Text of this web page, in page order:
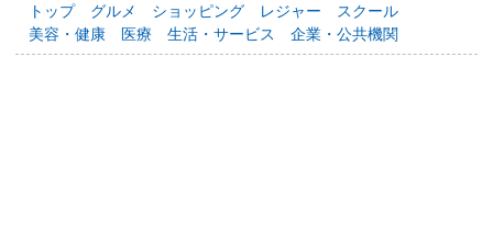
掲示板 タウン情報 教えて！
トップ グルメ ショッピング レジャー
スクール
美容・健康
医療 生活・サービス 企業・公共機関